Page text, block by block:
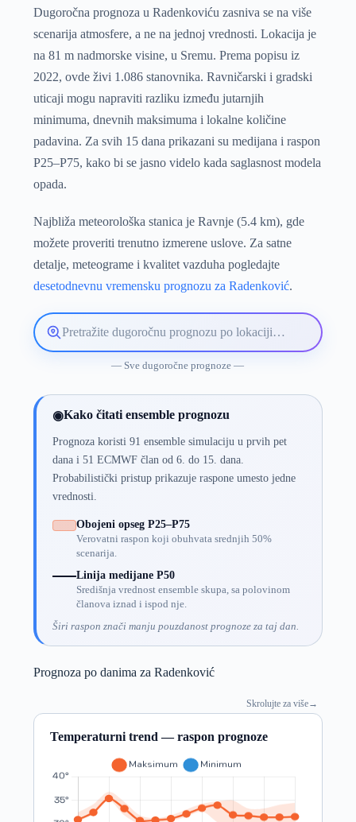
Dugoročna prognoza u Radenkoviću zasniva se na više
scenarija atmosfere, a ne na jednoj vrednosti. Lokacija je
na 81 m nadmorske visine, u Sremu. Prema popisu iz
2022, ovde živi 1.086 stanovnika. Ravničarski i gradski
uticaji mogu napraviti razliku između jutarnjih
minimuma, dnevnih maksimuma i lokalne količine
padavina. Za svih 15 dana prikazani su medijana i raspon
P25–P75, kako bi se jasno videlo kada saglasnost modela
opada.
Najbliža meteorološka stanica je Ravnje (5.4 km), gde
možete proveriti trenutno izmerene uslove. Za satne
detalje, meteograme i kvalitet vazduha pogledajte
desetodnevnu vremensku prognozu za Radenković.
Pretražite
lokaciju
— Sve dugoročne prognoze —
◉Kako čitati ensemble prognozu
Prognoza koristi 91 ensemble simulaciju u prvih pet
dana i 51 ECMWF član od 6. do 15. dana.
Probabilistički pristup prikazuje raspone umesto jedne
vrednosti.
Obojeni opseg P25–P75
Verovatni raspon koji obuhvata srednjih 50%
scenarija.
Linija medijane P50
Središnja vrednost ensemble skupa, sa polovinom
članova iznad i ispod nje.
Širi raspon znači manju pouzdanost prognoze za taj dan.
Prognoza po danima za Radenković
Skrolujte za više→
Temperaturni trend — raspon prognoze